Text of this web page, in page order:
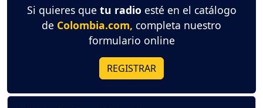
Si quieres que tu radio esté en el catálogo
de Colombia.com, completa nuestro
formulario online
REGISTRAR